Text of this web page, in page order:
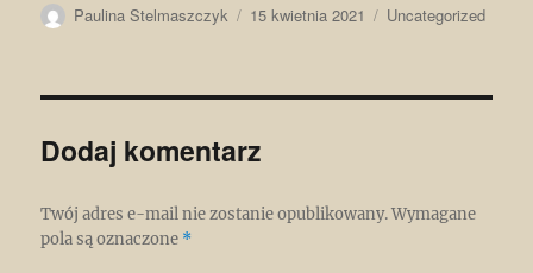
Autor
Paulina Stelmaszczyk
Data
15 kwietnia 2021 Kategorie
Uncategorized
Dodaj komentarz
Twój adres e-mail nie zostanie opublikowany. Wymagane
pola są oznaczone *